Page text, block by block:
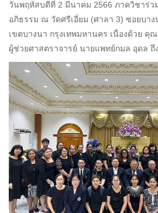
วันพฤหัสบดีที่ 2 มีนาคม 2566 ภาควิชาร่ว
อภิธรรม ณ วัดศรีเอี่ยม (ศาลา 3) ซอยบา
เขตบางนา กรุงเทพมหานคร เนื่องด้วย คุ
ผู้ช่วยศาสตราจารย์ นายแพทย์กมล อุดล ถึ